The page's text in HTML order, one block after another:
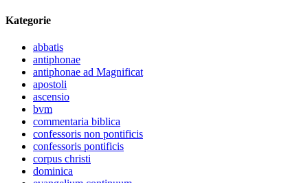
Kategorie
abbatis
antiphonae
antiphonae ad Magnificat
apostoli
ascensio
bvm
commentaria biblica
confessoris non pontificis
confessoris pontificis
corpus christi
dominica